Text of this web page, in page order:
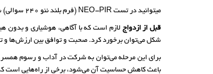
میتوانید در تست NEO-PIR (فرم بلند نئو 240 سوالی) شرکت کنید.که خصوصیات و سبک های شخصیتی را نمایش میدهد.
قبل از ازدواج لازم است که با آگاهی، هوشیاری و بدون
شکل می‌توان برخورد کرد. صحبت و توافق بین ارزش‌ها و
برای این مرحله می‌توان به شرکت در آداب و رسوم
باعث کاهش حساسیت آن می‌شود، برخی از راه‌هایی است